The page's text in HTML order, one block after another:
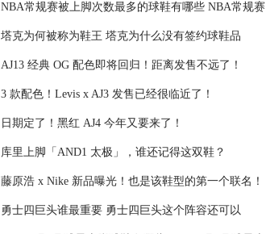
NBA常规赛被上脚次数最多的球鞋有哪些 NBA常规赛
塔克为何被称为鞋王 塔克为什么没有签约球鞋品
AJ13 经典 OG 配色即将回归！距离发售不远了！
3 款配色！Levis x AJ3 发售已经很临近了！
日期定了！黑红 AJ4 今年又要来了！
库里上脚「AND1 太极」，谁还记得这双鞋？
藤原浩 x Nike 新品曝光！也是该鞋型的第一个联名！
勇士四巨头谁最重要 勇士四巨头这个阵容还可以